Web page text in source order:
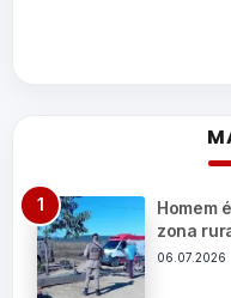
Homem
zona
06.07.2026